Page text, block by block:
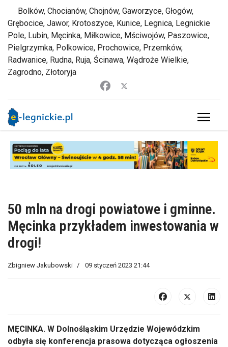
Bolków, Chocianów, Chojnów, Gaworzyce, Głogów,
Grębocice, Jawor, Krotoszyce, Kunice, Legnica, Legnickie
Pole, Lubin, Męcinka, Miłkowice, Mściwojów, Paszowice,
Pielgrzymka, Polkowice, Prochowice, Przemków,
Radwanice, Rudna, Ruja, Ścinawa, Wądroże Wielkie,
Zagrodno, Złotoryja
50 mln na drogi powiatowe i gminne.
Męcinka przykładem inwestowania w
drogi!
Zbigniew Jakubowski 09 styczeń 2023 21:44
MĘCINKA. W Dolnośląskim Urzędzie Wojewódzkim
odbyła się konferencja prasowa dotycząca ogłoszenia